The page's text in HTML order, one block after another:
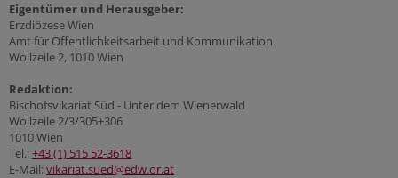
Eigentümer und Herausgeber:
Erzdiözese Wien
Amt für Öffentlichkeitsarbeit und Kommunikation
Wollzeile 2, 1010 Wien
Redaktion:
Bischofsvikariat Süd - Unter dem Wienerwald
Wollzeile 2/3/305+306
1010 Wien
Tel.:+43 (1) 515 52-3618
E-Mail:vikariat.sued@edw.or.at